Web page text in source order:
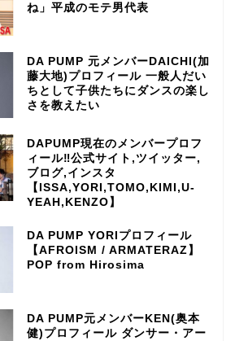
ね」平成のモテ男代表
DA PUMP 元メンバーDAICHI(加
藤大地)プロフィール 一般人だい
ちとして子供たちにダンスの楽し
さを教えたい
DAPUMP現在のメンバープロフ
ィール‼公式サイト,ツイッター,
ブログ,インスタ
【ISSA,YORI,TOMO,KIMI,U-
YEAH,KENZO】
DA PUMP YORIプロフィール
【AFROISM / ARMATERAZ】
POP from Hirosima
DA PUMP元メンバーKEN(奥本
健)プロフィール ダンサー・アー